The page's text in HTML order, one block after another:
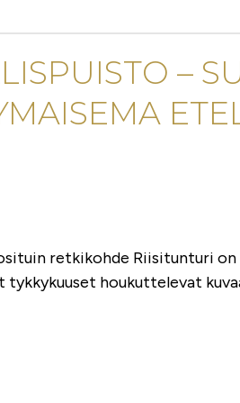
–
retkikohde Riisitunturi
houkuttelevat